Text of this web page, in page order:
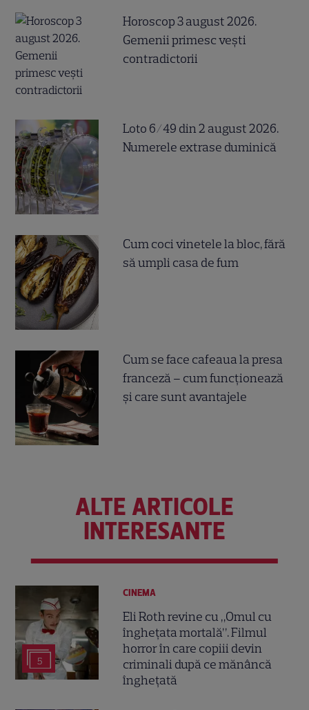
Horoscop 3 august 2026.
Gemenii primesc vești
contradictorii
Loto 6/49 din 2 august 2026.
Numerele extrase duminică
Cum coci vinetele la bloc, fără
să umpli casa de fum
Cum se face cafeaua la presa
franceză – cum funcționează
și care sunt avantajele
ALTE ARTICOLE
INTERESANTE
5
CINEMA
Eli Roth revine cu „Omul cu
înghețata mortală”. Filmul
horror în care copiii devin
criminali după ce mănâncă
înghețată